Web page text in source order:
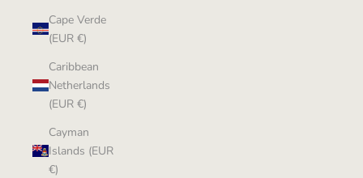
Cape Verde
(EUR €)
Caribbean
Netherlands
(EUR €)
Cayman
Islands (EUR
€)